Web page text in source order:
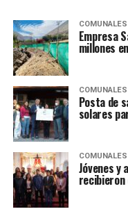
COMUNALES
Empresa
millones
COMUNALES
Posta de
solares
COMUNALES
Jóvenes y